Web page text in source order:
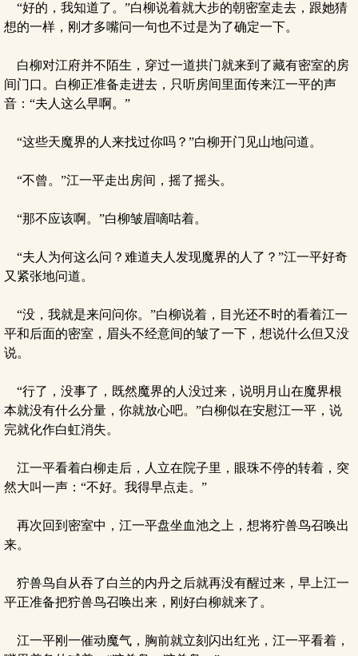
“好的，我知道了。”白柳说着就大步的朝密室走去，跟她猜
想的一样，刚才多嘴问一句也不过是为了确定一下。
白柳对江府并不陌生，穿过一道拱门就来到了藏有密室的房
间门口。白柳正准备走进去，只听房间里面传来江一平的声
音：“夫人这么早啊。”
“这些天魔界的人来找过你吗？”白柳开门见山地问道。
“不曾。”江一平走出房间，摇了摇头。
“那不应该啊。”白柳皱眉嘀咕着。
“夫人为何这么问？难道夫人发现魔界的人了？”江一平好奇
又紧张地问道。
“没，我就是来问问你。”白柳说着，目光还不时的看着江一
平和后面的密室，眉头不经意间的皱了一下，想说什么但又没
说。
“行了，没事了，既然魔界的人没过来，说明月山在魔界根
本就没有什么分量，你就放心吧。”白柳似在安慰江一平，说
完就化作白虹消失。
江一平看着白柳走后，人立在院子里，眼珠不停的转着，突
然大叫一声：“不好。我得早点走。”
再次回到密室中，江一平盘坐血池之上，想将狞兽鸟召唤出
来。
狞兽鸟自从吞了白兰的内丹之后就再没有醒过来，早上江一
平正准备把狞兽鸟召唤出来，刚好白柳就来了。
江一平刚一催动魔气，胸前就立刻闪出红光，江一平看着，